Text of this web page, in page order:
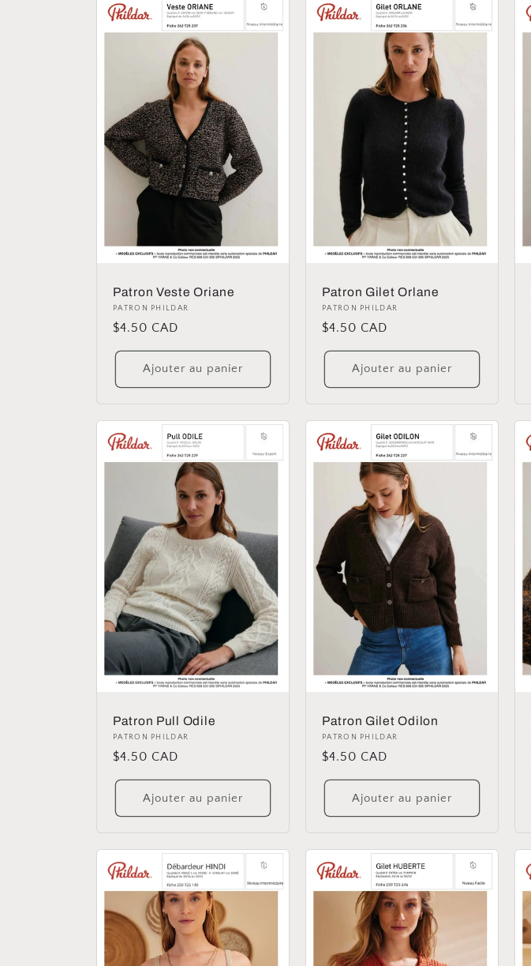
t
o
n
Patron Veste Oriane
Distributeur :
PATRON PHILDAR
Prix
habituel
$4.50 CAD
Ajouter au panier
Patron Gilet Orlane
Distributeur :
PATRON PHILDAR
Prix
habituel
$4.50 CAD
Ajouter au panier
Patron Pull Odile
Distributeur :
PATRON PHILDAR
Prix
habituel
$4.50 CAD
Ajouter au panier
Patron Gilet Odilon
Distributeur :
PATRON PHILDAR
Prix
habituel
$4.50 CAD
Ajouter au panier